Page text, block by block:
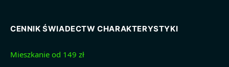
CENNIK ŚWIADECTW CHARAKTERYSTYKI
Mieszkanie od 149 zł